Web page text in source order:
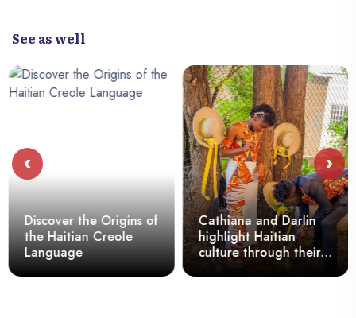
See as well
Discover the Origins of
the Haitian Creole
Language
Cathiana and Darlin
highlight Haitian
culture through their
union
‹ ›